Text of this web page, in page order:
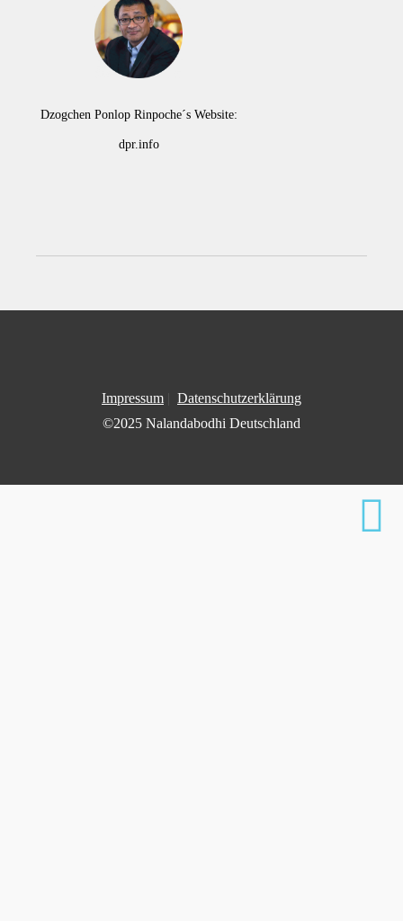
Dzogchen Ponlop Rinpoche´s Website:
dpr.info
Impressum
Datenschutzerklärung
©2025 Nalandabodhi Deutschland